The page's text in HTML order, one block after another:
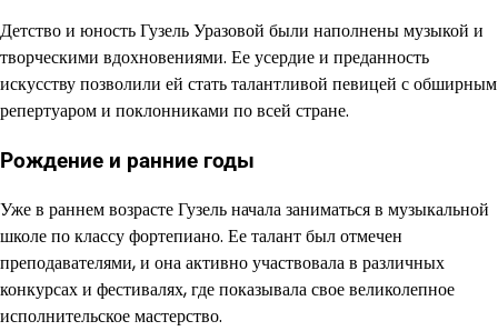
Детство и юность Гузель Уразовой были наполнены музыкой и
творческими вдохновениями. Ее усердие и преданность
искусству позволили ей стать талантливой певицей с обширным
репертуаром и поклонниками по всей стране.
Рождение и ранние годы
Уже в раннем возрасте Гузель начала заниматься в музыкальной
школе по классу фортепиано. Ее талант был отмечен
преподавателями, и она активно участвовала в различных
конкурсах и фестивалях, где показывала свое великолепное
исполнительское мастерство.